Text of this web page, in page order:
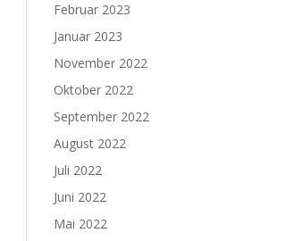
Februar 2023
Januar 2023
November 2022
Oktober 2022
September 2022
August 2022
Juli 2022
Juni 2022
Mai 2022